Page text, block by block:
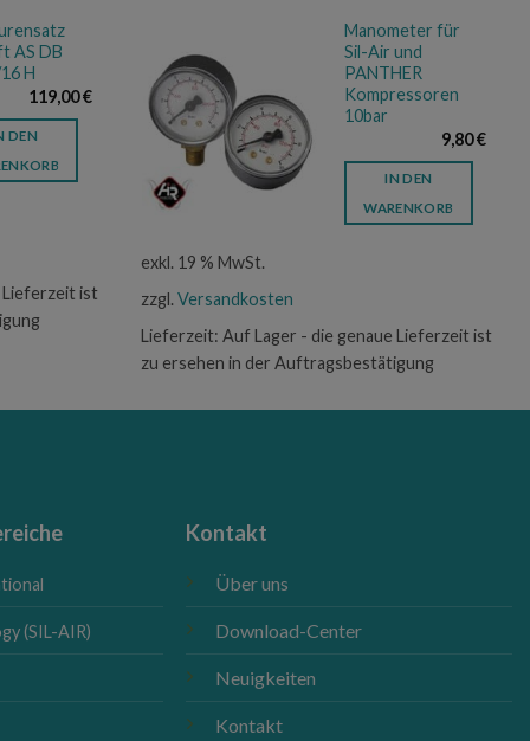
AS DB
H
119,00€
DEN
Lieferzeit ist
Manometer für
Sil-Air und
PANTHER
Kompressoren
10bar
9,80€
IN DEN
WARENKORB
exkl. 19 % MwSt.
zzgl.Versandkosten
Lieferzeit:Auf Lager - die genaue Lieferzeit ist
zu ersehen in der Auftragsbestätigung
(SIL-AIR)
Kontakt
Über uns
Download-Center
Neuigkeiten
Kontakt